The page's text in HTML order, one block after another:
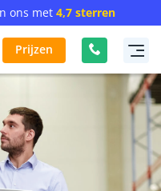
ons met 4,7 sterren
Prijzen